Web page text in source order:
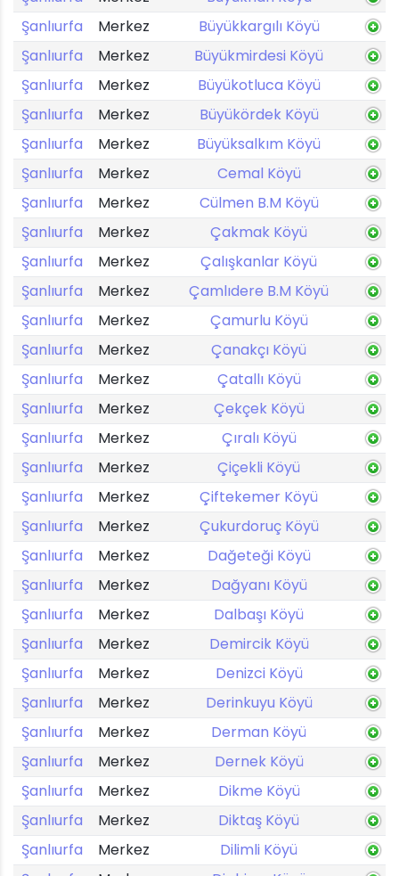
Şanlıurfa
Merkez
Büyükkargılı Köyü
Şanlıurfa
Merkez
Büyükmirdesi Köyü
Şanlıurfa
Merkez
Büyükotluca Köyü
Şanlıurfa
Merkez
Büyükördek Köyü
Şanlıurfa
Merkez
Büyüksalkım Köyü
Şanlıurfa
Merkez
Cemal Köyü
Şanlıurfa
Merkez
Cülmen B.M Köyü
Şanlıurfa
Merkez
Çakmak Köyü
Şanlıurfa
Merkez
Çalışkanlar Köyü
Şanlıurfa
Merkez
Çamlıdere B.M Köyü
Şanlıurfa
Merkez
Çamurlu Köyü
Şanlıurfa
Merkez
Çanakçı Köyü
Şanlıurfa
Merkez
Çatallı Köyü
Şanlıurfa
Merkez
Çekçek Köyü
Şanlıurfa
Merkez
Çıralı Köyü
Şanlıurfa
Merkez
Çiçekli Köyü
Şanlıurfa
Merkez
Çiftekemer Köyü
Şanlıurfa
Merkez
Çukurdoruç Köyü
Şanlıurfa
Merkez
Dağeteği Köyü
Şanlıurfa
Merkez
Dağyanı Köyü
Şanlıurfa
Merkez
Dalbaşı Köyü
Şanlıurfa
Merkez
Demircik Köyü
Şanlıurfa
Merkez
Denizci Köyü
Şanlıurfa
Merkez
Derinkuyu Köyü
Şanlıurfa
Merkez
Derman Köyü
Şanlıurfa
Merkez
Dernek Köyü
Şanlıurfa
Merkez
Dikme Köyü
Şanlıurfa
Merkez
Diktaş Köyü
Şanlıurfa
Merkez
Dilimli Köyü